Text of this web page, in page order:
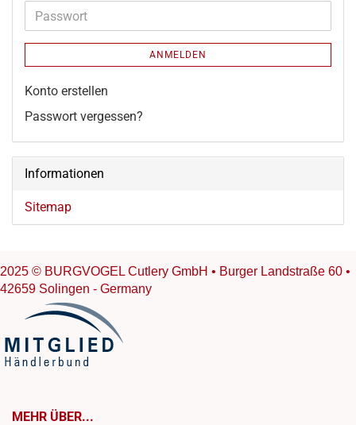
Adresse
Passwort
ANMELDEN
Konto erstellen
Passwort vergessen?
Informationen
Sitemap
2025 © BURGVOGEL Cutlery GmbH • Burger Landstraße 60 •
42659 Solingen - Germany
MEHR ÜBER...